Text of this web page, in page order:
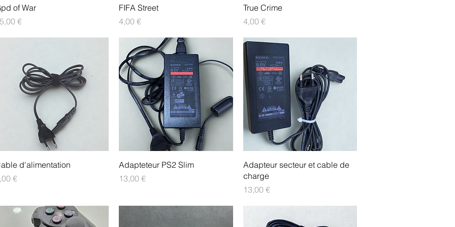
Aperçu rapide
of War
€
Aperçu rapide
FIFA Street
Prix
4,00 €
Aperçu rapide
True Crime
Prix
4,00 €
Aperçu rapide
d'alimentation
€
Aperçu rapide
Adapteteur PS2 Slim
Prix
13,00 €
Aperçu rapide
Adapteur secteur et cable de
charge
Prix
13,00 €